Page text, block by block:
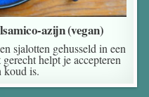
azijn (vegan)
sjalotten gehusseld in een
helpt je accepteren
koud is.